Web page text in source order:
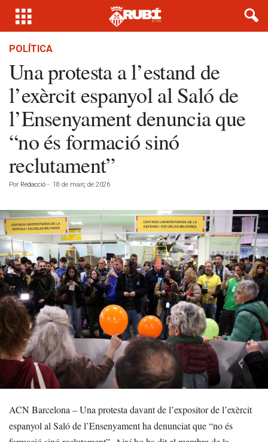
POLÍTICA
Una protesta a l’estand de
l’exèrcit espanyol al Saló de
l’Ensenyament denuncia que
“no és formació sinó
reclutament”
Por Redacció - 18 de març de 2026
ACN Barcelona – Una protesta davant de l’expositor de l’exèrcit
espanyol al Saló de l’Ensenyament ha denunciat que “no és